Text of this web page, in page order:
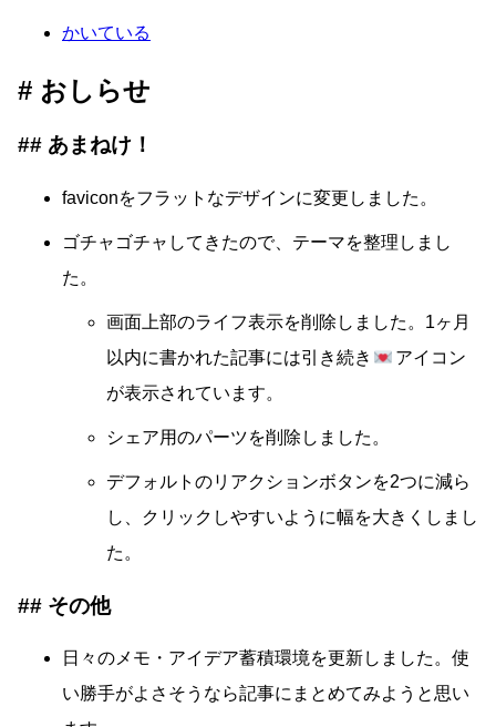
かいている
おしらせ
あまねけ！
faviconをフラットなデザインに変更しました。
ゴチャゴチャしてきたので、テーマを整理しまし
た。
画面上部のライフ表示を削除しました。1ヶ月
以内に書かれた記事には引き続き
アイコン
が表示されています。
シェア用のパーツを削除しました。
デフォルトのリアクションボタンを2つに減ら
し、クリックしやすいように幅を大きくしまし
た。
その他
日々のメモ・アイデア蓄積環境を更新しました。使
い勝手がよさそうなら記事にまとめてみようと思い